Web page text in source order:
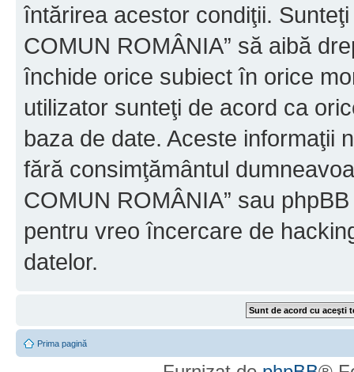
întărirea acestor condiţii.
COMUN ROMÂNIA” să aibă
închide orice subiect în orice
utilizator sunteţi de acord ca
baza de date. Aceste informaţii
fără consimţământul
COMUN ROMÂNIA” sau
pentru vreo încercare de
datelor.
Prima pagină